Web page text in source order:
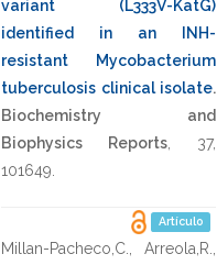
variant (L333V-KatG)
identified in an INH-
resistant Mycobacterium
tuberculosis clinical isolate.
Biochemistry and
Biophysics Reports
37,
101649
Artículo
Millan-Pacheco,C. Arreola,R.